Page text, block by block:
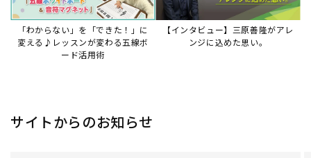
「わからない」を「できた！」に
変える♪レッスンが変わる五線ボ
ード活用術
【インタビュー】三原善隆がアレ
ンジに込めた思い。
サイトからのお知らせ